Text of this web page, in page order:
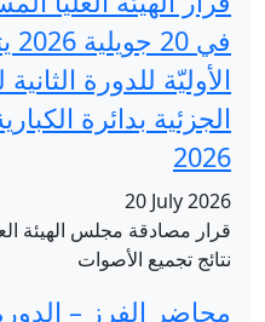
في 20 جويلية 2026 يتعلّق بالتصريح بالنتائج
للانتخابات التشريعية
من ولاية تونس لسنة
المستقلة للانتخابات على
الثانية للانتخابات